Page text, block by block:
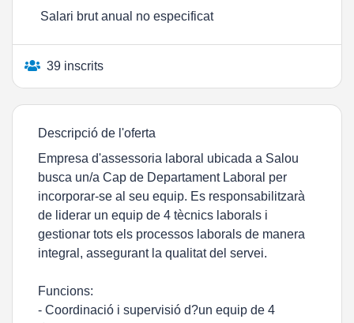
Salari brut anual no especificat
39 inscrits
Descripció de l'oferta
Empresa d'assessoria laboral ubicada a Salou
busca un/a Cap de Departament Laboral per
incorporar-se al seu equip. Es responsabilitzarà
de liderar un equip de 4 tècnics laborals i
gestionar tots els processos laborals de manera
integral, assegurant la qualitat del servei.
Funcions:
- Coordinació i supervisió d?un equip de 4